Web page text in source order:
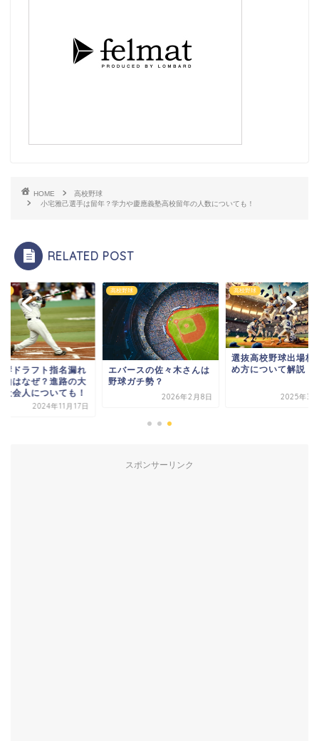
HOME
高校野球
小宅雅己選手は留年？学力や慶應義塾高校留年の人数についても！
RELATED POST
響ドラフト指名漏れ
由はなぜ？進路の大
社会人についても！
2024年11月17日
高校野球
エバースの佐々木さんは
野球ガチ勢？
2026年2月8日
高校野球
選抜高校野球出場校
め方について解説
2025年3
スポンサーリンク